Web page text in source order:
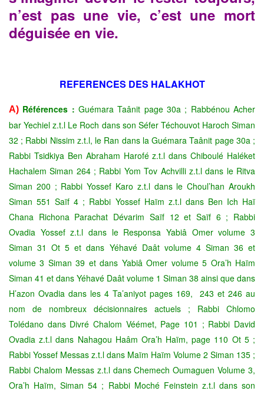
n’est pas une vie, c’est une mort
déguisée en vie.
REFERENCES DES HALAKHOT
A) Références :Guémara Taânit page 30a ; Rabbénou Acher
bar Yechiel z.t.l Le Roch dans son Séfer Téchouvot Haroch Siman
32 ; Rabbi Nissim z.t.l, le Ran dans la Guémara Taânit page 30a ;
Rabbi Tsidkiya Ben Abraham Harofé z.t.l dans Chiboulé Haléket
Hachalem Siman 264 ; Rabbi Yom Tov Achvilli z.t.l dans le Ritva
Siman 200 ; Rabbi Yossef Karo z.t.l dans le Choul’han Aroukh
Siman 551 Saïf 4 ; Rabbi Yossef Haïm z.t.l dans Ben Ich Haï
Chana Richona Parachat Dévarim Saïf 12 et Saïf 6 ; Rabbi
Ovadia Yossef z.t.l dans le Responsa Yabiâ Omer volume 3
Siman 31 Ot 5 et dans Yéhavé Daât volume 4 Siman 36 et
volume 3 Siman 39 et dans Yabiâ Omer volume 5 Ora’h Haïm
Siman 41 et dans Yéhavé Daât volume 1 Siman 38 ainsi que dans
H’azon Ovadia dans les 4 Ta’aniyot pages 169, 243 et 246 au
nom de nombreux décisionnaires actuels ; Rabbi Chlomo
Tolédano dans Divré Chalom Véémet, Page 101 ; Rabbi David
Ovadia z.t.l dans Nahagou Haâm Ora’h Haïm, page 110 Ot 5 ;
Rabbi Yossef Messas z.t.l dans Maïm Haïm Volume 2 Siman 135 ;
Rabbi Chalom Messas z.t.l dans Chemech Oumaguen Volume 3,
Ora’h Haïm, Siman 54 ; Rabbi Moché Feinstein z.t.l dans son